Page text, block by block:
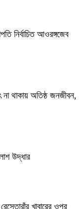
নির্বাচিত আওরঙ্গজেব
না থাকায় অতিষ্ঠ জনজীবন,
উদ্ধার
খাবারের ওপর